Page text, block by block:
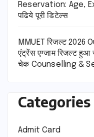
Reservation: Age,
पढिये पूरी डिटेल्स
MMUET रिजल्ट 2026
एंट्रेंस एग्जाम रिजल्ट हुआ
चेक Counselling &
Categories
Admit Card